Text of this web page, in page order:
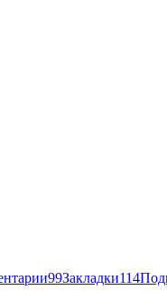
99Закладки114